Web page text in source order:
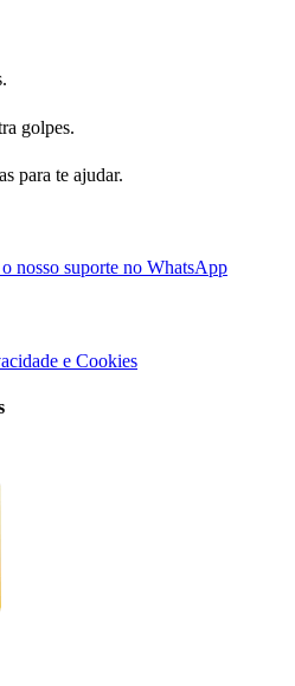
golpes.
para te ajudar.
nosso suporte no WhatsApp
e Cookies